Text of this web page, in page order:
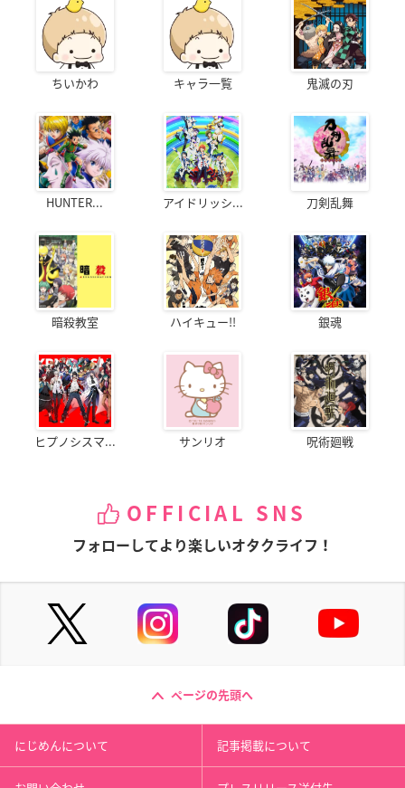
ちいかわ キャラ一覧 鬼滅の刃
HUNTER... アイドリッシ... 刀剣乱舞
暗殺教室 ハイキュー!! 銀魂
ヒプノシスマ... サンリオ 呪術廻戦
OFFICIAL SNS
フォローしてより楽しいオタクライフ！
ページの先頭へ
にじめんについて 記事掲載について